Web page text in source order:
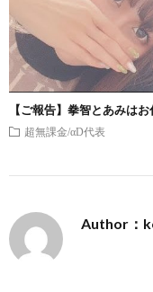
【ご報告】拳智とあみは
超無課金/αD代表
Author：